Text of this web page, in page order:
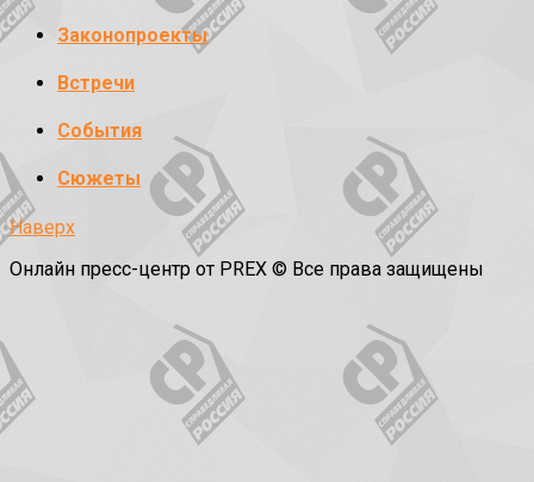
Законопроекты
Встречи
События
Сюжеты
Наверх
Онлайн пресс-центр от PREX © Все права защищены